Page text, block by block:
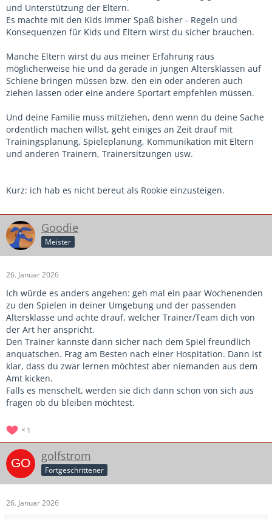
und Unterstützung der Eltern.
Es machte mit den Kids immer Spaß bisher - Regeln und
Konsequenzen für Kids und Eltern wirst du sicher brauchen.
Manche Eltern wirst du aus meiner Erfahrung raus
möglicherweise hie und da gerade in jungen Altersklassen auf
Schiene bringen müssen bzw. den ein oder anderen auch
ziehen lassen oder eine andere Sportart empfehlen müssen.
Und deine Familie muss mitziehen, denn wenn du deine Sache
ordentlich machen willst, geht einiges an Zeit drauf mit
Trainingsplanung, Spieleplanung, Kommunikation mit Eltern
und anderen Trainern, Trainersitzungen usw.
Kurz: ich hab es nicht bereut als Rookie einzusteigen.
Goodie
Meister
26. Januar 2026
Ich würde es anders angehen: geh mal ein paar Wochenenden
zu den Spielen in deiner Umgebung und der passenden
Altersklasse und achte drauf, welcher Trainer/Team dich von
der Art her anspricht.
Den Trainer kannste dann sicher nach dem Spiel freundlich
anquatschen. Frag am Besten nach einer Hospitation. Dann ist
klar, dass du zwar lernen möchtest aber niemanden aus dem
Amt kicken.
Falls es menschelt, werden sie dich dann schon von sich aus
fragen ob du bleiben möchtest.
1
golfstrom
Fortgeschrittener
26. Januar 2026